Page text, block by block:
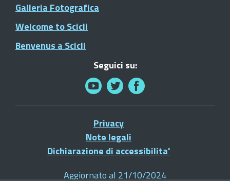
Galleria Fotografica
Welcome to Scicli
Benvenus a Scicli
Seguici su:
Privacy
Note legali
Dichiarazione di accessibilita'
Aggiornato al 21/10/2024